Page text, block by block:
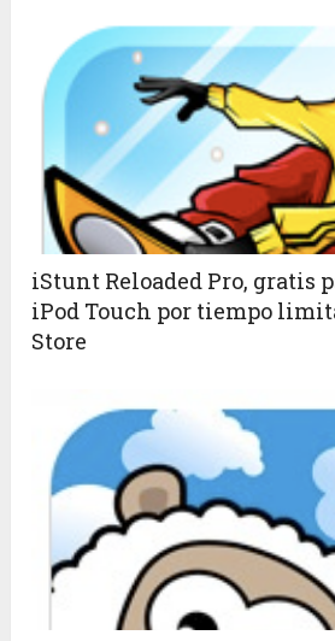
iStunt Reloaded Pro, gratis
iPod Touch por tiempo
Store